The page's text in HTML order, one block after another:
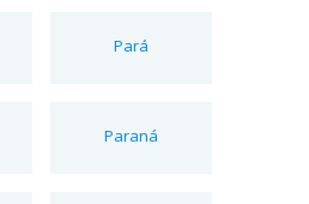
Pará
Paraná